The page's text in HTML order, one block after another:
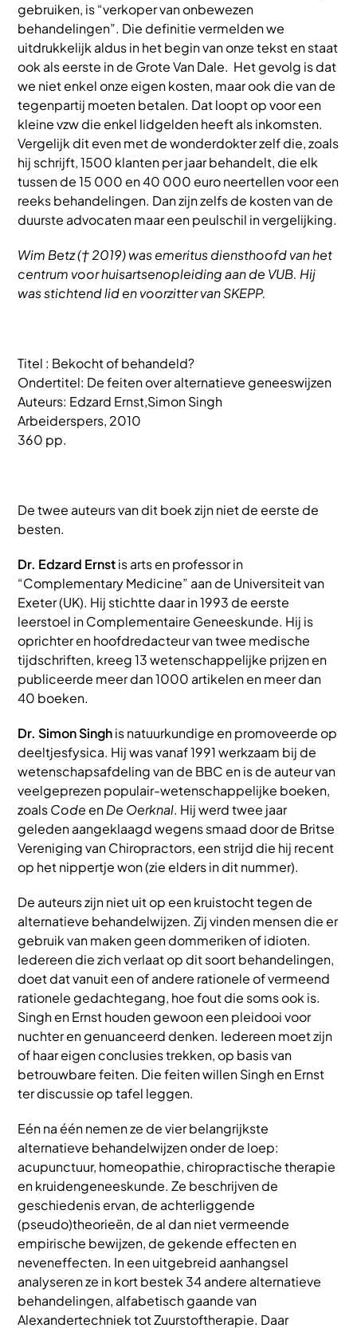
gebruiken, is “verkoper van onbewezen
behandelingen”. Die definitie vermelden we
uitdrukkelijk aldus in het begin van onze tekst en staat
ook als eerste in de Grote Van Dale. Het gevolg is dat
we niet enkel onze eigen kosten, maar ook die van de
tegenpartij moeten betalen. Dat loopt op voor een
kleine vzw die enkel lidgelden heeft als inkomsten.
Vergelijk dit even met de wonderdokter zelf die, zoals
hij schrijft, 1500 klanten per jaar behandelt, die elk
tussen de 15 000 en 40 000 euro neertellen voor een
reeks behandelingen. Dan zijn zelfs de kosten van de
duurste advocaten maar een peulschil in vergelijking.
Wim Betz († 2019) was emeritus diensthoofd van het
centrum voor huisartsenopleiding aan de VUB. Hij
was stichtend lid en voorzitter van SKEPP.
Titel : Bekocht of behandeld?
Ondertitel: De feiten over alternatieve geneeswijzen
Auteurs: Edzard Ernst,Simon Singh
Arbeiderspers, 2010
360 pp.
De twee auteurs van dit boek zijn niet de eerste de
besten.
Dr. Edzard Ernstis arts en professor in
“Complementary Medicine” aan de Universiteit van
Exeter (UK). Hij stichtte daar in 1993 de eerste
leerstoel in Complementaire Geneeskunde. Hij is
oprichter en hoofdredacteur van twee medische
tijdschriften, kreeg 13 wetenschappelijke prijzen en
publiceerde meer dan 1000 artikelen en meer dan
40 boeken.
Dr. Simon Singhis natuurkundige en promoveerde op
deeltjesfysica. Hij was vanaf 1991 werkzaam bij de
wetenschapsafdeling van de BBC en is de auteur van
veelgeprezen populair-wetenschappelijke boeken,
zoalsCodeenDe Oerknal. Hij werd twee jaar
geleden aangeklaagd wegens smaad door de Britse
Vereniging van Chiropractors, een strijd die hij recent
op het nippertje won (zie elders in dit nummer).
De auteurs zijn niet uit op een kruistocht tegen de
alternatieve behandelwijzen. Zij vinden mensen die er
gebruik van maken geen dommeriken of idioten.
Iedereen die zich verlaat op dit soort behandelingen,
doet dat vanuit een of andere rationele of vermeend
rationele gedachtegang, hoe fout die soms ook is.
Singh en Ernst houden gewoon een pleidooi voor
nuchter en genuanceerd denken. Iedereen moet zijn
of haar eigen conclusies trekken, op basis van
betrouwbare feiten. Die feiten willen Singh en Ernst
ter discussie op tafel leggen.
Eén na één nemen ze de vier belangrijkste
alternatieve behandelwijzen onder de loep:
acupunctuur, homeopathie, chiropractische therapie
en kruidengeneeskunde. Ze beschrijven de
geschiedenis ervan, de achterliggende
(pseudo)theorieën, de al dan niet vermeende
empirische bewijzen, de gekende effecten en
neveneffecten. In een uitgebreid aanhangsel
analyseren ze in kort bestek 34 andere alternatieve
behandelingen, alfabetisch gaande van
Alexandertechniek tot Zuurstoftherapie. Daar